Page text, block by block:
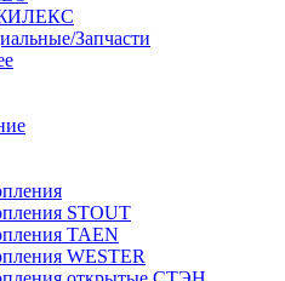
Запчасти
STOUT
TAEN
WESTER